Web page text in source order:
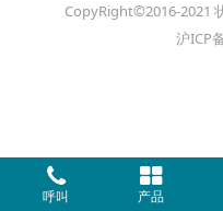
CopyRight©2016-2021
沪ICP
呼叫 产品